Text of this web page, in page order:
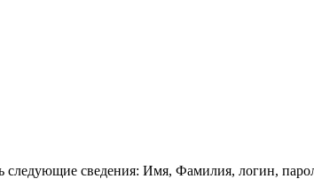
следующие сведения: Имя, Фамилия, логин,